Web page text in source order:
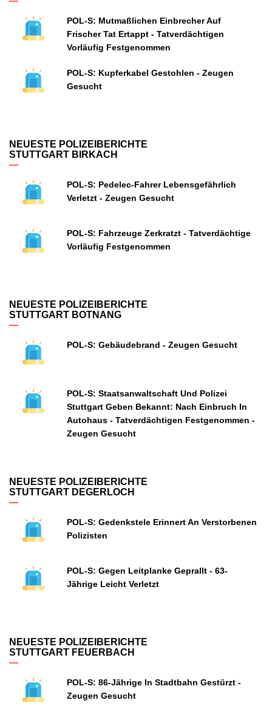
POL-S: Mutmaßlichen Einbrecher Auf
Frischer Tat Ertappt - Tatverdächtigen
Vorläufig Festgenommen
POL-S: Kupferkabel Gestohlen - Zeugen
Gesucht
NEUESTE POLIZEIBERICHTE
STUTTGART BIRKACH
POL-S: Pedelec-Fahrer Lebensgefährlich
Verletzt - Zeugen Gesucht
POL-S: Fahrzeuge Zerkratzt - Tatverdächtige
Vorläufig Festgenommen
NEUESTE POLIZEIBERICHTE
STUTTGART BOTNANG
POL-S: Gebäudebrand - Zeugen Gesucht
POL-S: Staatsanwaltschaft Und Polizei
Stuttgart Geben Bekannt: Nach Einbruch In
Autohaus - Tatverdächtigen Festgenommen -
Zeugen Gesucht
NEUESTE POLIZEIBERICHTE
STUTTGART DEGERLOCH
POL-S: Gedenkstele Erinnert An Verstorbenen
Polizisten
POL-S: Gegen Leitplanke Geprallt - 63-
Jährige Leicht Verletzt
NEUESTE POLIZEIBERICHTE
STUTTGART FEUERBACH
POL-S: 86-Jährige In Stadtbahn Gestürzt -
Zeugen Gesucht